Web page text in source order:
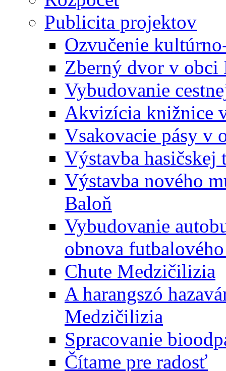
Publicita projektov
Ozvučenie
Zberný dvor v obci
Vybudovanie
Akvizícia knižnice
Vsakovacie pásy v
Výstavba
Výstavba nového
Baloň
Vybudovanie
obnova
Chute Medzičilizia
A harangszó
Medzičilizia
Spracovanie
Čítame pre radosť